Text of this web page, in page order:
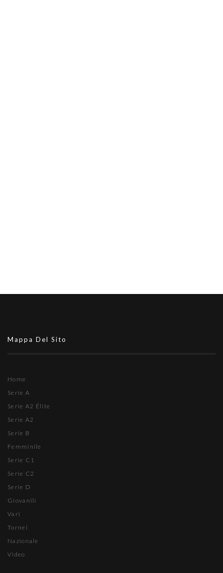
Mappa Del Sito
Home
Serie A
Serie A2 Élite
Serie A2
Serie B
Femminile
Serie C1
Serie C2
Serie D
Giovanili
Vari
Tornei
Nazionale
Video